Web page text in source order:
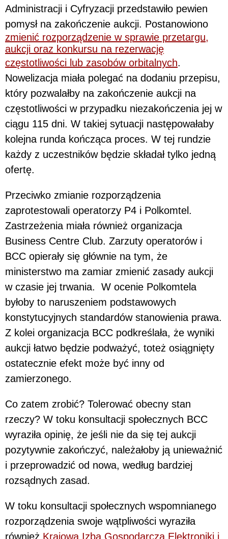
Administracji i Cyfryzacji przedstawiło pewien
pomysł na zakończenie aukcji. Postanowiono
zmienić rozporządzenie w sprawie przetargu,
aukcji oraz konkursu na rezerwację
częstotliwości lub zasobów orbitalnych.
Nowelizacja miała polegać na dodaniu przepisu,
który pozwalałby na zakończenie aukcji na
częstotliwości w przypadku niezakończenia jej w
ciągu 115 dni. W takiej sytuacji następowałaby
kolejna runda kończąca proces. W tej rundzie
każdy z uczestników będzie składał tylko jedną
ofertę.
Przeciwko zmianie rozporządzenia
zaprotestowali operatorzy P4 i Polkomtel.
Zastrzeżenia miała również organizacja
Business Centre Club. Zarzuty operatorów i
BCC opierały się głównie na tym, że
ministerstwo ma zamiar zmienić zasady aukcji
w czasie jej trwania.
W ocenie Polkomtela
byłoby to naruszeniem podstawowych
konstytucyjnych standardów stanowienia prawa.
Z kolei organizacja BCC podkreślała, że wyniki
aukcji łatwo będzie podważyć, toteż osiągnięty
ostatecznie efekt może być inny od
zamierzonego.
Co zatem zrobić? Tolerować obecny stan
rzeczy? W toku konsultacji społecznych BCC
wyraziła opinię, że jeśli nie da się tej aukcji
pozytywnie zakończyć, należałoby ją unieważnić
i przeprowadzić od nowa, według bardziej
rozsądnych zasad.
W toku konsultacji społecznych wspomnianego
rozporządzenia swoje wątpliwości wyraziła
również Krajowa Izba Gospodarcza Elektroniki i